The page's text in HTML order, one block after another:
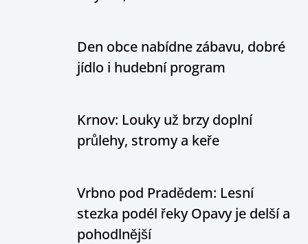
Den obce nabídne zábavu, dobré
jídlo i hudební program
Krnov: Louky už brzy doplní
průlehy, stromy a keře
Vrbno pod Pradědem: Lesní
stezka podél řeky Opavy je delší a
pohodlnější